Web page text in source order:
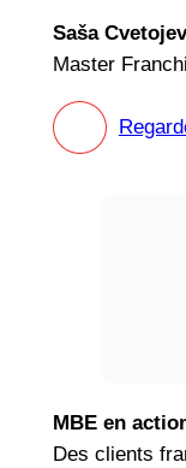
Saša
Master
MBE en
Des clients